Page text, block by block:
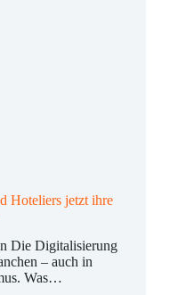
Hoteliers jetzt ihre
Die Digitalisierung
– auch in
Was…